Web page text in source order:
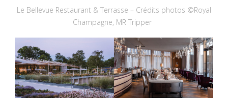
Le Bellevue Restaurant & Terrasse – Crédits photos ©Royal
Champagne, MR Tripper